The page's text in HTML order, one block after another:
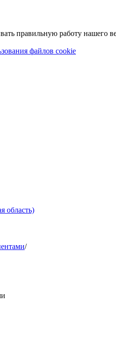
правильную работу нашего
файлов cookie
область)
/